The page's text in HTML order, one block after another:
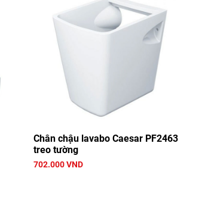
Chân chậu lavabo Caesar PF2463
treo tường
702.000 VND